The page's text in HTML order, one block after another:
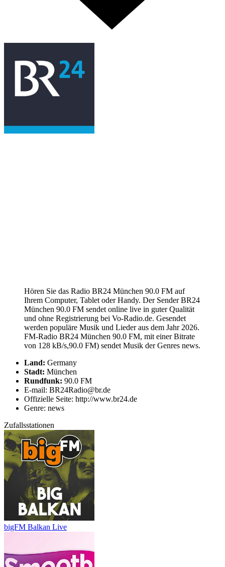
Hören Sie das Radio BR24 München 90.0 FM auf
Ihrem Computer, Tablet oder Handy. Der Sender BR24
München 90.0 FM sendet online live in guter Qualität
und ohne Registrierung bei Vo-Radio.de. Gesendet
werden populäre Musik und Lieder aus dem Jahr 2026.
FM-Radio BR24 München 90.0 FM, mit einer Bitrate
von 128 kB/s,90.0 FM) sendet Musik der Genres news.
Land: Germany
Stadt: München
Rundfunk: 90.0 FM
E-mail: BR24Radio@br.de
Offizielle Seite: http://www.br24.de
Genre: news
Zufallsstationen
bigFM Balkan Live